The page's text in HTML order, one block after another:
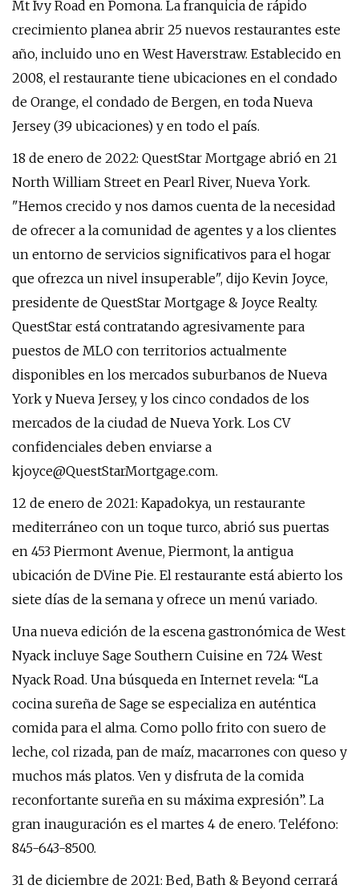
Mt Ivy Road en Pomona. La franquicia de rápido
crecimiento planea abrir 25 nuevos restaurantes este
año, incluido uno en West Haverstraw. Establecido en
2008, el restaurante tiene ubicaciones en el condado
de Orange, el condado de Bergen, en toda Nueva
Jersey (39 ubicaciones) y en todo el país.
18 de enero de 2022: QuestStar Mortgage abrió en 21
North William Street en Pearl River, Nueva York.
"Hemos crecido y nos damos cuenta de la necesidad
de ofrecer a la comunidad de agentes y a los clientes
un entorno de servicios significativos para el hogar
que ofrezca un nivel insuperable", dijo Kevin Joyce,
presidente de QuestStar Mortgage & Joyce Realty.
QuestStar está contratando agresivamente para
puestos de MLO con territorios actualmente
disponibles en los mercados suburbanos de Nueva
York y Nueva Jersey, y los cinco condados de los
mercados de la ciudad de Nueva York. Los CV
confidenciales deben enviarse a
kjoyce@QuestStarMortgage.com.
12 de enero de 2021: Kapadokya, un restaurante
mediterráneo con un toque turco, abrió sus puertas
en 453 Piermont Avenue, Piermont, la antigua
ubicación de DVine Pie. El restaurante está abierto los
siete días de la semana y ofrece un menú variado.
Una nueva edición de la escena gastronómica de West
Nyack incluye Sage Southern Cuisine en 724 West
Nyack Road. Una búsqueda en Internet revela: “La
cocina sureña de Sage se especializa en auténtica
comida para el alma. Como pollo frito con suero de
leche, col rizada, pan de maíz, macarrones con queso y
muchos más platos. Ven y disfruta de la comida
reconfortante sureña en su máxima expresión”. La
gran inauguración es el martes 4 de enero. Teléfono:
845-643-8500.
31 de diciembre de 2021: Bed, Bath & Beyond cerrará